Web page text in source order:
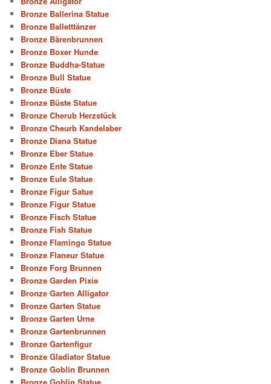
Bronze Ballerina Statue
Bronze Balletttänzer
Bronze Bärenbrunnen
Bronze Boxer Hunde
Bronze Buddha-Statue
Bronze Bull Statue
Bronze Büste
Bronze Büste Statue
Bronze Cherub Herzstück
Bronze Cheurb Kandelaber
Bronze Diana Statue
Bronze Eber Statue
Bronze Ente Statue
Bronze Eule Statue
Bronze Figur Satue
Bronze Figur Statue
Bronze Fisch Statue
Bronze Fish Statue
Bronze Flamingo Statue
Bronze Flaneur Statue
Bronze Forg Brunnen
Bronze Garden Pixie
Bronze Garten Alligator
Bronze Garten Statue
Bronze Garten Urne
Bronze Gartenbrunnen
Bronze Gartenfigur
Bronze Gladiator Statue
Bronze Goblin Brunnen